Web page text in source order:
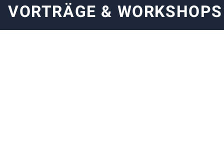
VORTRÄGE & WORKSHOPS